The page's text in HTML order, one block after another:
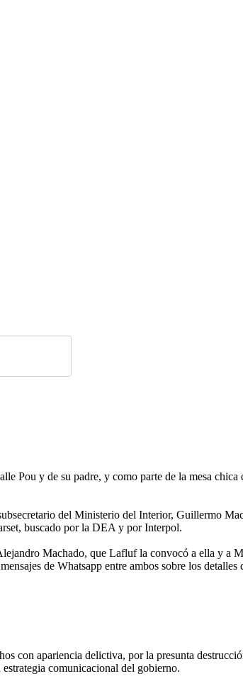
y de su padre, y como parte de la mesa chica
del Ministerio del Interior, Guillermo
buscado por la DEA y por Interpol.
Machado, que Lafluf la convocó a ella y a
de Whatsapp entre ambos sobre los
con apariencia delictiva, por la presunta
estrategia comunicacional del gobierno.